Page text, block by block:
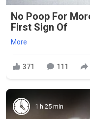
No Poop For
First Sign Of
More
371 111
1 h 25 min